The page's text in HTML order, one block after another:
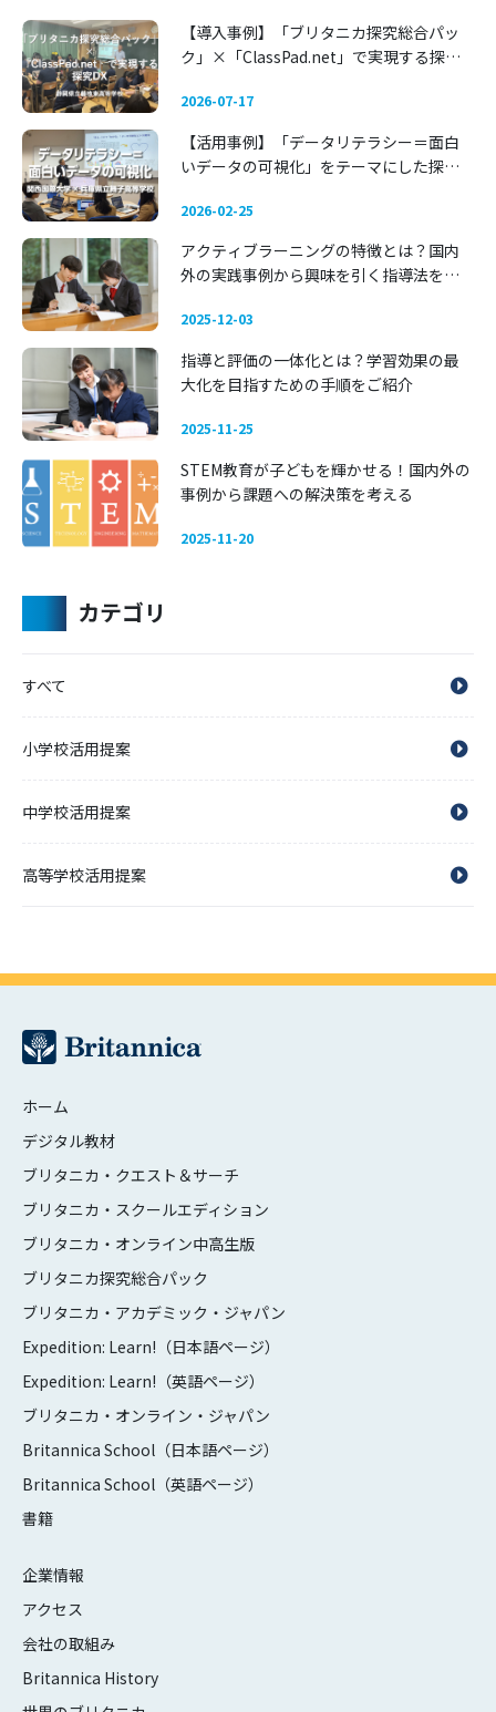
【導入事例】「ブリタニカ探究総合パッ
ク」×「ClassPad.net」で実現する探究
2026-07-17
【活用事例】「データリテラシー＝面白
いデータの可視化」をテーマにした探究
等学校
2026-02-25
アクティブラーニングの特徴とは？国内
外の実践事例から興味を引く指導法を考
2025-12-03
指導と評価の一体化とは？学習効果の最
大化を目指すための手順をご紹介
2025-11-25
STEM教育が子どもを輝かせる！国内外の
事例から課題への解決策を考える
2025-11-20
カテゴリ
すべて
小学校活用提案
中学校活用提案
高等学校活用提案
ホーム
デジタル教材
ブリタニカ・クエスト＆サーチ
ブリタニカ・スクールエディション
ブリタニカ・オンライン中高生版
ブリタニカ探究総合パック
ブリタニカ・アカデミック・ジャパン
Expedition: Learn!（日本語ページ）
Expedition: Learn!（英語ページ）
ブリタニカ・オンライン・ジャパン
Britannica School（日本語ページ）
Britannica School（英語ページ）
書籍
企業情報
アクセス
会社の取組み
Britannica History